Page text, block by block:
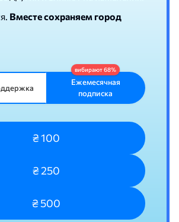
Вместе сохраняем город
Ежемесячная
подписка
₴ 100
₴ 250
₴ 500